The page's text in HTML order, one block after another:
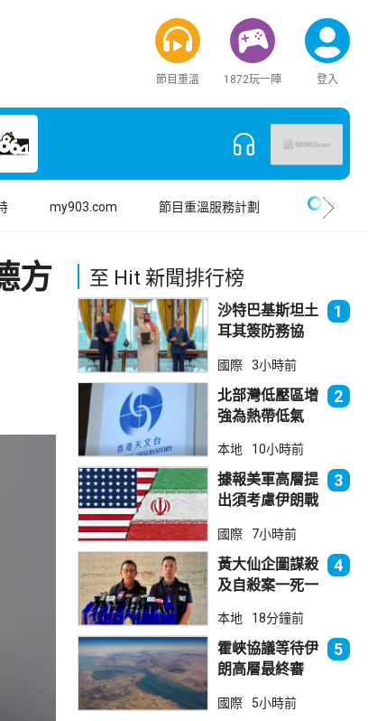
節目重溫 1872玩一陣 登入
my903.com 節目重溫服務計劃
方
至 Hit 新聞排行榜
沙特巴基斯坦土
耳其簽防務協
林團結
1
國際 3小時前
北部灣低壓區增
強為熱帶低氣
本港直接威脅不
大
2
本地 10小時前
據報美軍高層提
出須考慮伊朗戰
3
國際 7小時前
黃大仙企圖謀殺
及自殺案一死一
噪音爭執
4
本地 18分鐘前
霍峽協議等待伊
朗高層最終審
航道後解除封鎖
5
國際 5小時前